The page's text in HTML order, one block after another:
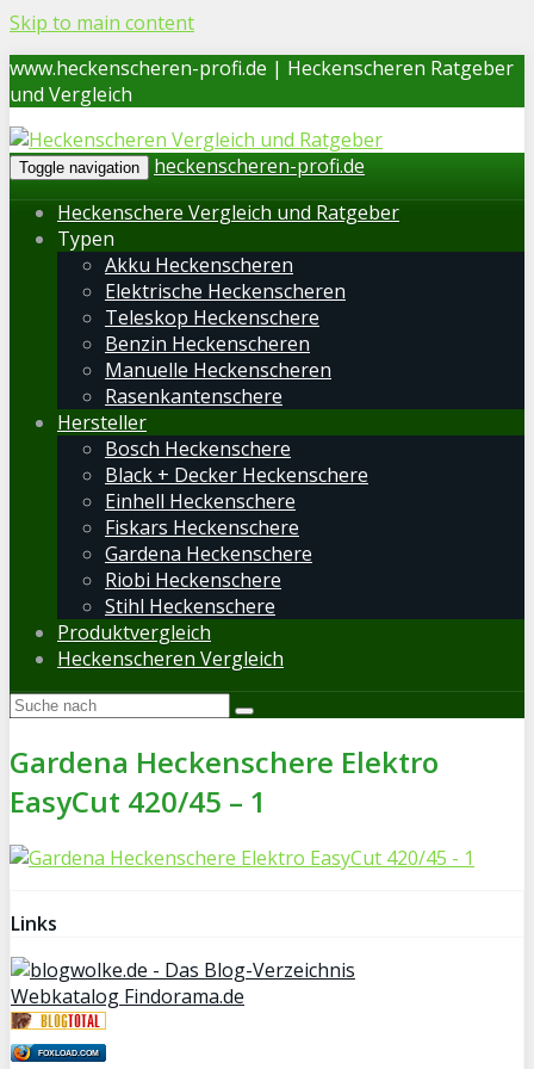
Skip to main content
www.heckenscheren-profi.de | Heckenscheren Ratgeber
und Vergleich
Toggle navigation
heckenscheren-profi.de
Heckenschere Vergleich und Ratgeber
Typen
Akku Heckenscheren
Elektrische Heckenscheren
Teleskop Heckenschere
Benzin Heckenscheren
Manuelle Heckenscheren
Rasenkantenschere
Hersteller
Bosch Heckenschere
Black + Decker Heckenschere
Einhell Heckenschere
Fiskars Heckenschere
Gardena Heckenschere
Riobi Heckenschere
Stihl Heckenschere
Produktvergleich
Heckenscheren Vergleich
Gardena Heckenschere Elektro
EasyCut 420/45 – 1
Links
Webkatalog Findorama.de
FOXLOAD.COM